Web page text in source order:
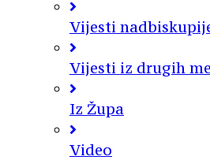
Vijesti
Vijesti iz drugih
Iz Župa
Video